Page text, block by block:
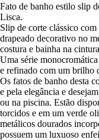
Fato de banho estilo slip
Lisca.
Slip de corte clássico
drapeado decorativo no
costura e bainha na
Uma série
e refinado com um brilho
Os fatos de banho desta
e pela elegância e
ou na piscina. Estão
torcidos e em um verde
metálicos dourados
possuem um luxuoso